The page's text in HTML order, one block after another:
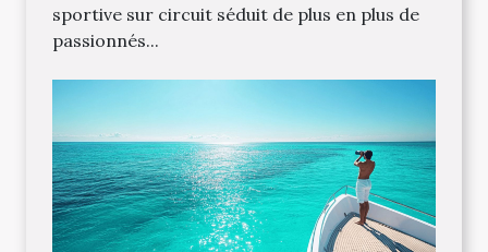
sportive sur circuit séduit de plus en plus de
passionnés...